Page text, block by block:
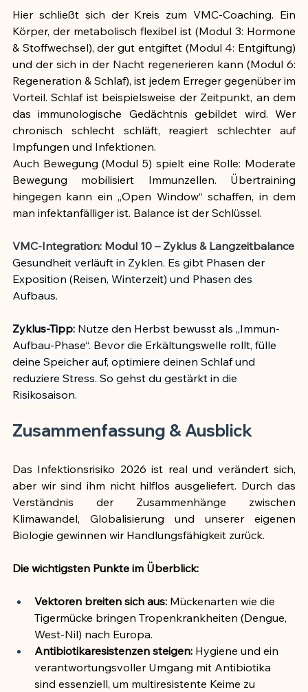
Hier schließt sich der Kreis zum VMC-Coaching. Ein
Körper, der metabolisch flexibel ist (Modul 3: Hormone
& Stoffwechsel), der gut entgiftet (Modul 4: Entgiftung)
und der sich in der Nacht regenerieren kann (Modul 6:
Regeneration & Schlaf), ist jedem Erreger gegenüber im
Vorteil. Schlaf ist beispielsweise der Zeitpunkt, an dem
das immunologische Gedächtnis gebildet wird. Wer
chronisch schlecht schläft, reagiert schlechter auf
Impfungen und Infektionen.
Auch Bewegung (Modul 5) spielt eine Rolle: Moderate
Bewegung mobilisiert Immunzellen. Übertraining
hingegen kann ein „Open Window“ schaffen, in dem
man infektanfälliger ist. Balance ist der Schlüssel.
VMC-Integration: Modul 10 – Zyklus & Langzeitbalance
Gesundheit verläuft in Zyklen. Es gibt Phasen der
Exposition (Reisen, Winterzeit) und Phasen des
Aufbaus.
Zyklus-Tipp: Nutze den Herbst bewusst als „Immun-
Aufbau-Phase“. Bevor die Erkältungswelle rollt, fülle
deine Speicher auf, optimiere deinen Schlaf und
reduziere Stress. So gehst du gestärkt in die
Risikosaison.
Zusammenfassung & Ausblick
Das Infektionsrisiko 2026 ist real und verändert sich,
aber wir sind ihm nicht hilflos ausgeliefert. Durch das
Verständnis der Zusammenhänge zwischen
Klimawandel, Globalisierung und unserer eigenen
Biologie gewinnen wir Handlungsfähigkeit zurück.
Die wichtigsten Punkte im Überblick:
Vektoren breiten sich aus: Mückenarten wie die
Tigermücke bringen Tropenkrankheiten (Dengue,
West-Nil) nach Europa.
Antibiotikaresistenzen steigen: Hygiene und ein
verantwortungsvoller Umgang mit Antibiotika
sind essenziell, um multiresistente Keime zu